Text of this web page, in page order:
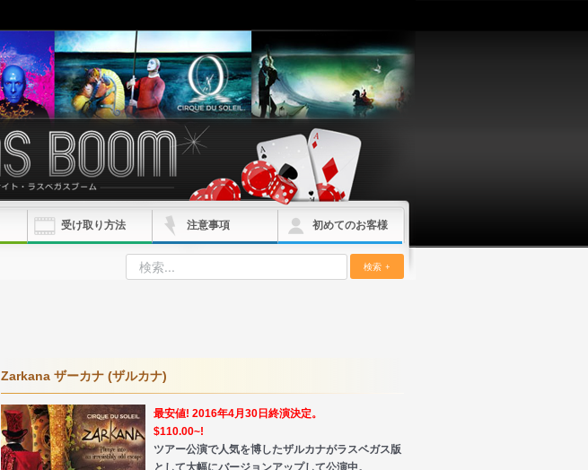
受け取り方法 注意事項 初めてのお客様
検索
Zarkana ザーカナ (ザルカナ)
最安値! 2016年4月30日終演決定。
$110.00~!
ツアー公演で人気を博したザルカナがラスベガス版
として大幅にバージョンアップして公演中。